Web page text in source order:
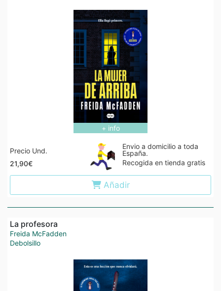
+ info
Precio Und.
21,90€
Envio a domicilio a toda
España.
Recogida en tienda gratis
Añadir
La profesora
Freida McFadden
Debolsillo